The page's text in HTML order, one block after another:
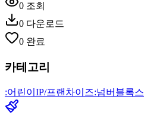
0 조회
0 다운로드
0 완료
카테고리
:어린이 IP/프랜차이즈:넘버블록스